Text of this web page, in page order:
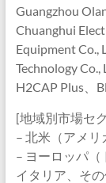
Guangzhou
Chuanghui
Equipment Co.,
Technology Co.,
H2CAP Plus、
[地域別市場セ
– 北米（アメリ
– ヨーロッパ（
イタリア、その